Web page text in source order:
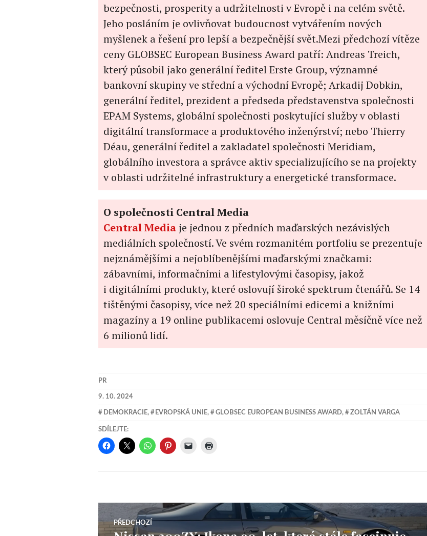
bezpečnosti, prosperity a udržitelnosti v Evropě i na celém světě.
Jeho posláním je ovlivňovat budoucnost vytvářením nových
myšlenek a řešení pro lepší a bezpečnější svět.Mezi předchozí vítěze
ceny GLOBSEC European Business Award patří: Andreas Treich,
který působil jako generální ředitel Erste Group, významné
bankovní skupiny ve střední a východní Evropě; Arkadij Dobkin,
generální ředitel, prezident a předseda představenstva společnosti
EPAM Systems, globální společnosti poskytující služby v oblasti
digitální transformace a produktového inženýrství; nebo Thierry
Déau, generální ředitel a zakladatel společnosti Meridiam,
globálního investora a správce aktiv specializujícího se na projekty
v oblasti udržitelné infrastruktury a energetické transformace.
O společnosti Central Media
Central Media je jednou z předních maďarských nezávislých
mediálních společností. Ve svém rozmanitém portfoliu se prezentuje
nejznámějšími a nejoblíbenějšími maďarskými značkami:
zábavními, informačními a lifestylovými časopisy, jakož
i digitálními produkty, které oslovují široké spektrum čtenářů. Se 14
tištěnými časopisy, více než 20 speciálními edicemi a knižními
magazíny a 19 online publikacemi oslovuje Central měsíčně více než
6 milionů lidí.
PR
9. 10. 2024
DEMOKRACIE, EVROPSKÁ UNIE, GLOBSEC EUROPEAN BUSINESS AWARD, ZOLTÁN VARGA
SDÍLEJTE:
Navigace
PŘEDCHOZÍ